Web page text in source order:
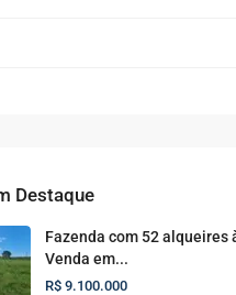
Destaque
Fazenda com 52 alqueires
Venda em...
R$ 9.100.000